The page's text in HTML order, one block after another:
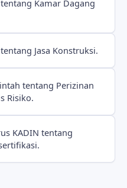
Kamar Dagang
Jasa Konstruksi.
tentang Perizinan
Risiko.
KADIN tentang